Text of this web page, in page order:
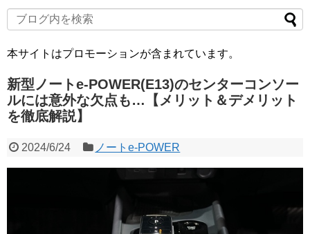
本サイトはプロモーションが含まれています。
新型ノートe-POWER(E13)のセンターコンソー
ルには意外な欠点も…【メリット＆デメリット
を徹底解説】
2024/6/24 ノートe-POWER